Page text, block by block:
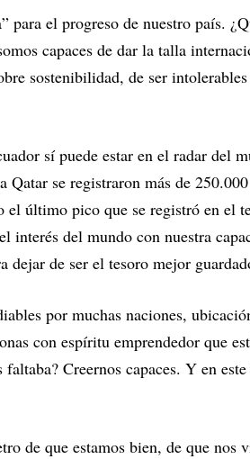
para el progreso de nuestro país.
capaces de dar la talla
sostenibilidad, de ser
sí puede estar en el radar del
Qatar se registraron más de
último pico que se registró en el
interés del mundo con nuestra
dejar de ser el tesoro mejor
por muchas naciones,
con espíritu emprendedor que
Creernos capaces. Y en
de que estamos bien, de que nos